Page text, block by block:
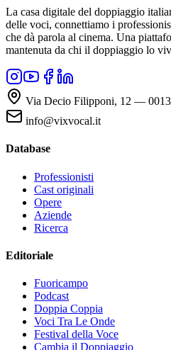
La casa digitale del doppiaggio
delle voci, connettiamo i
che dà parola al cinema. Una
mantenuta da chi il doppiaggio lo
Via Decio Filipponi, 12 —
info@vixvocal.it
Database
Professionisti
Cast originali
Opere
Aziende
Ricerca
Editoriale
Fuoricampo
Podcast
Doppia Coppia
Voci Tra Le Onde
Festival della Voce
Cambia il Doppiaggio